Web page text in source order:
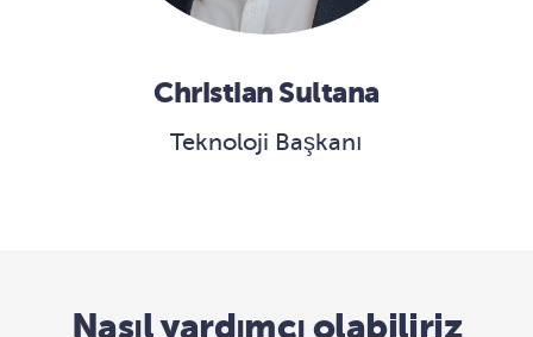
Christian Sultana
Teknoloji Başkanı
Nasıl yardımcı olabiliriz